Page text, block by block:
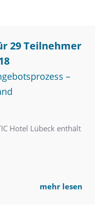
29 Teilnehmer
–
Hotel Lübeck enthält
mehr lesen